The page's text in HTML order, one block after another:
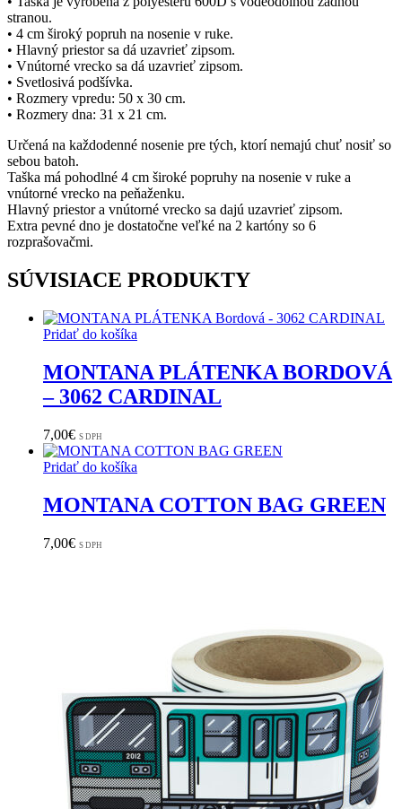
stranou.
• 4 cm široký popruh na nosenie v ruke.
• Hlavný priestor sa dá uzavrieť zipsom.
• Vnútorné vrecko sa dá uzavrieť zipsom.
• Svetlosivá podšívka.
• Rozmery vpredu: 50 x 30 cm.
• Rozmery dna: 31 x 21 cm.
Určená na každodenné nosenie pre tých, ktorí nemajú chuť nosiť so
sebou batoh.
Taška má pohodlné 4 cm široké popruhy na nosenie v ruke a
vnútorné vrecko na peňaženku.
Hlavný priestor a vnútorné vrecko sa dajú uzavrieť zipsom.
Extra pevné dno je dostatočne veľké na 2 kartóny so 6
rozprašovačmi.
SÚVISIACE PRODUKTY
Pridať do košíka
MONTANA PLÁTENKA BORDOVÁ
– 3062 CARDINAL
7,00€ S DPH
Pridať do košíka
MONTANA COTTON BAG GREEN
7,00€ S DPH